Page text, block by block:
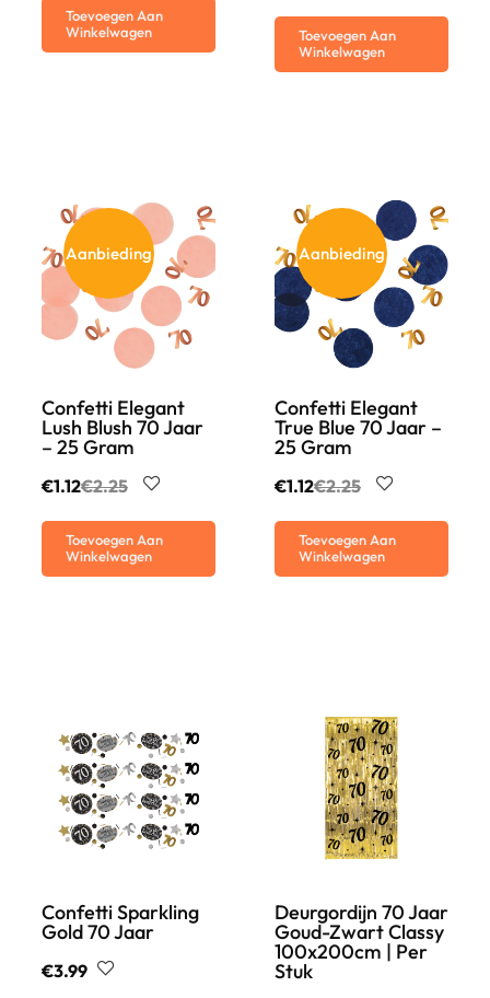
Toevoegen Aan
Winkelwagen
Toevoegen Aan
Winkelwagen
Aanbieding
Confetti Elegant
Lush Blush 70 Jaar
– 25 Gram
€2.25
€1.12
Toevoegen Aan
Winkelwagen
Aanbieding
Confetti Elegant
True Blue 70 Jaar –
25 Gram
€2.25
€1.12
Toevoegen Aan
Winkelwagen
Confetti Sparkling
Gold 70 Jaar
€3.99
Deurgordijn 70 Jaar
Goud-Zwart Classy
100x200cm | Per
Stuk